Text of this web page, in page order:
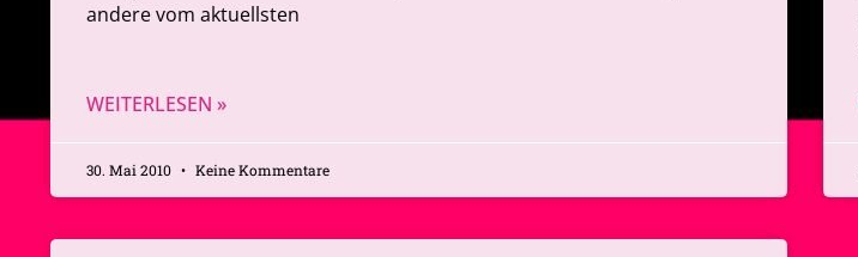
andere vom aktuellsten
WEITERLESEN »
30. Mai 2010 Keine Kommentare